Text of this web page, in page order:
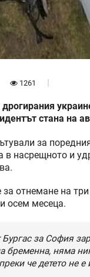
1261
стана на
за
насрещното и
отнемане на
осем месеца.
за София
бременна, няма
че детето не